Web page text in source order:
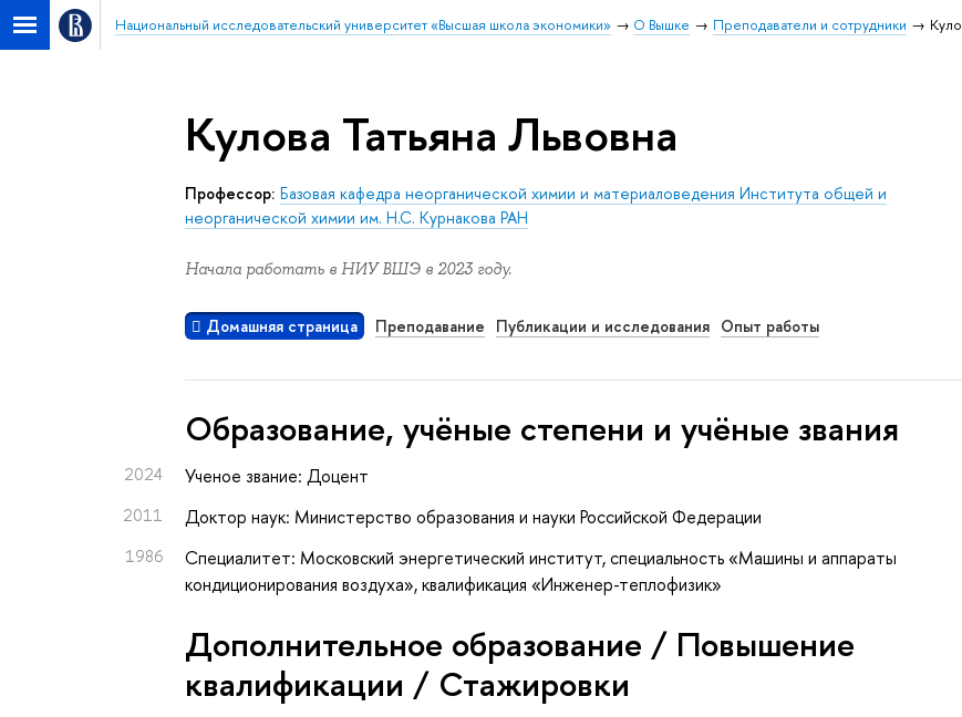
Национальный исследовательский университет «Высшая школа экономики» О Вышке Преподаватели и сотрудники
Кулова Татьяна Львовна
Профессор: Базовая кафедра неорганической химии и материаловедения Института общей и
неорганической химии им. Н.С. Курнакова РАН
Начала работать в НИУ ВШЭ в 2023 году.
Домашняя страница Преподавание Публикации и исследования Опыт работы
Oбразование, учёные степени и учёные звания
2024 Ученое звание: Доцент
2011 Доктор наук: Министерство образования и науки Российской Федерации
1986
Специалитет: Московский энергетический институт, специальность «Машины и аппараты
кондиционирования воздуха», квалификация «Инженер-теплофизик»
Дополнительное образование / Повышение
квалификации / Стажировки